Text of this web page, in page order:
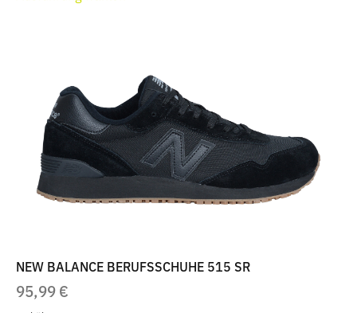
Die
Optionen
können
auf
der
Produktseite
werden
NEW BALANCE BERUFSSCHUHE 515 SR
95,99€